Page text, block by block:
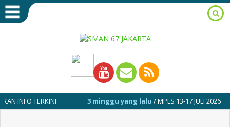
TERKINI 3 minggu yang lalu/ MPLS 13-17 JULI 2026